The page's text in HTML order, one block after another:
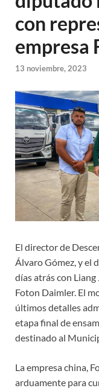
con
empresa
13 noviembre, 2023
El director de
Álvaro Gómez, y el
días atrás con
Foton Daimler. El
últimos detalles
etapa final de
destinado al
La empresa china,
arduamente para